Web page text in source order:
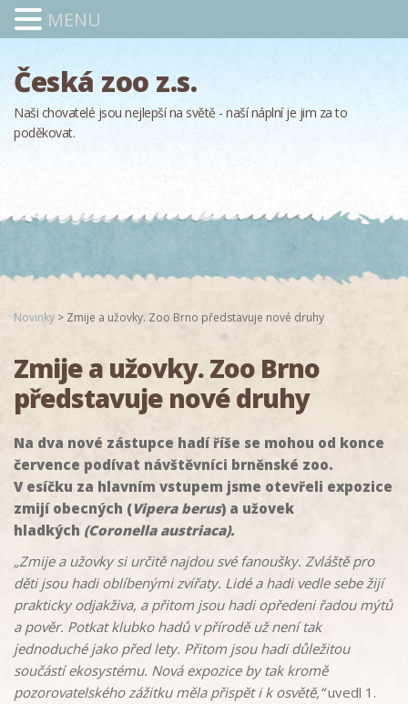
Česká zoo z.s.
Naši chovatelé jsou nejlepší na světě - naší náplní je jim za to
poděkovat.
Novinky > Zmije a užovky. Zoo Brno představuje nové druhy
Zmije a užovky. Zoo Brno
představuje nové druhy
Na dva nové zástupce hadí říše se mohou od konce
července podívat návštěvníci brněnské zoo.
V esíčku za hlavním vstupem jsme otevřeli expozice
zmijí obecných (Vipera berus) a užovek
hladkých (Coronella austriaca).
„Zmije a užovky si určitě najdou své fanoušky. Zvláště pro
děti jsou hadi oblíbenými zvířaty. Lidé a hadi vedle sebe žijí
prakticky odjakživa, a přitom jsou hadi opředeni řadou mýtů
a pověr. Potkat klubko hadů v přírodě už není tak
jednoduché jako před lety. Přitom jsou hadi důležitou
součástí ekosystému. Nová expozice by tak kromě
pozorovatelského zážitku měla přispět i k osvětě,“uvedl 1.
MENU